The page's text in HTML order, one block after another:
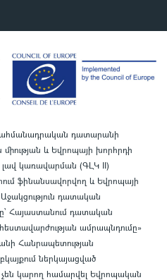
դատարանի
և Եվրոպայի խորհրդի
լավ կառավարման (ԳԼԿ II)
ֆինանսավորվող և Եվրոպայի
դատական
Հայաստանում դատական
ամրապնդումը»
Հանրապետության
ներկայացված
կարող համարվել Եվրոպական